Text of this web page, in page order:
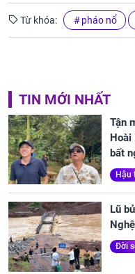
Từ khóa: pháo nổ
TIN MỚI NHẤT
Tận
Hoài
bất
Hậu
Lũ
Đời